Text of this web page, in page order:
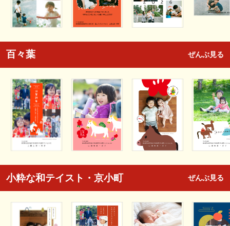
百々葉 ぜんぶ見る
小粋な和テイスト・京小町 ぜんぶ見る